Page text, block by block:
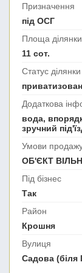
Призначення
під ОСГ
Площа ділянки
11 сот.
Статус ділянки
Додаткова
вода,
зручний
Умови
ОБ'ЄКТ
Під бізнес
Так
Район
Крошня
Вулиця
Садова (біля